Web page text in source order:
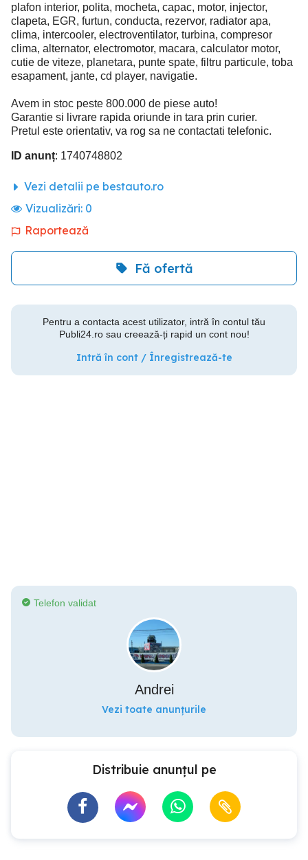
plafon interior, polita, mocheta, capac, motor, injector,
clapeta, EGR, furtun, conducta, rezervor, radiator apa,
clima, intercooler, electroventilator, turbina, compresor
clima, alternator, electromotor, macara, calculator motor,
cutie de viteze, planetara, punte spate, filtru particule, toba
esapament, jante, cd player, navigatie.
Avem in stoc peste 800.000 de piese auto!
Garantie si livrare rapida oriunde in tara prin curier.
Pretul este orientativ, va rog sa ne contactati telefonic.
ID anunț: 1740748802
Vezi detalii pe bestauto.ro
Vizualizări: 0
Raportează
Fă ofertă
Pentru a contacta acest utilizator, intră în contul tău
Publi24.ro sau creează-ți rapid un cont nou!
Intră în cont / Înregistrează-te
Telefon validat
Andrei
Vezi toate anunțurile
Distribuie anunțul pe